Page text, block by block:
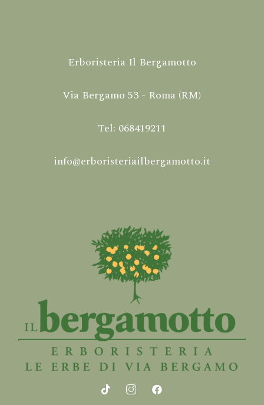
Erboristeria Il Bergamotto
Via Bergamo 53 - Roma (RM)
Tel: 068419211
info@erboristeriailbergamotto.it